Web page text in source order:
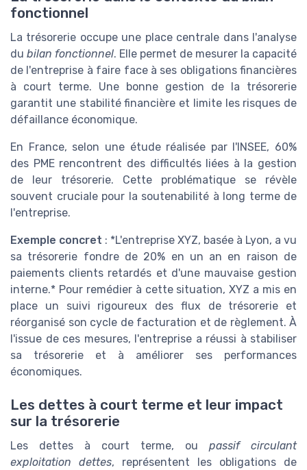
fonctionnel
La trésorerie occupe une place centrale dans l'analyse
du bilan fonctionnel. Elle permet de mesurer la capacité
de l'entreprise à faire face à ses obligations financières
à court terme. Une bonne gestion de la trésorerie
garantit une stabilité financière et limite les risques de
défaillance économique.
En France, selon une étude réalisée par l'INSEE, 60%
des PME rencontrent des difficultés liées à la gestion
de leur trésorerie. Cette problématique se révèle
souvent cruciale pour la soutenabilité à long terme de
l'entreprise.
Exemple concret : *L'entreprise XYZ, basée à Lyon, a vu
sa trésorerie fondre de 20% en un an en raison de
paiements clients retardés et d'une mauvaise gestion
interne.* Pour remédier à cette situation, XYZ a mis en
place un suivi rigoureux des flux de trésorerie et
réorganisé son cycle de facturation et de règlement. À
l'issue de ces mesures, l'entreprise a réussi à stabiliser
sa trésorerie et à améliorer ses performances
économiques.
Les dettes à court terme et leur impact
sur la trésorerie
Les dettes à court terme, ou passif circulant
exploitation dettes, représentent les obligations de